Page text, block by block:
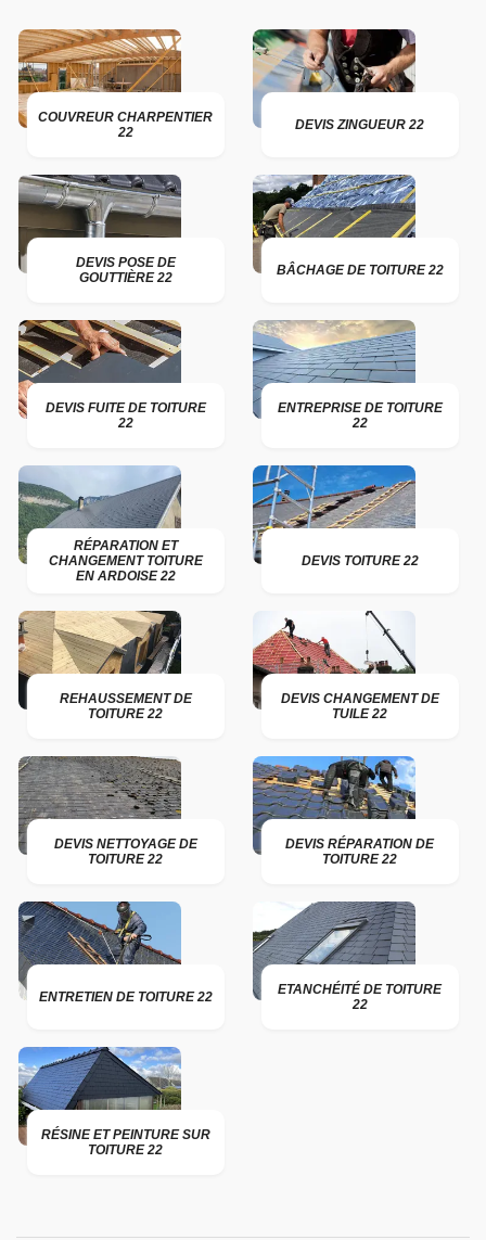
COUVREUR CHARPENTIER
22
DEVIS ZINGUEUR 22
DEVIS POSE DE
GOUTTIÈRE 22
BÂCHAGE DE TOITURE 22
DEVIS FUITE DE TOITURE
22
ENTREPRISE DE TOITURE
22
RÉPARATION ET
CHANGEMENT TOITURE
EN ARDOISE 22
DEVIS TOITURE 22
REHAUSSEMENT DE
TOITURE 22
DEVIS CHANGEMENT DE
TUILE 22
DEVIS NETTOYAGE DE
TOITURE 22
DEVIS RÉPARATION DE
TOITURE 22
ENTRETIEN DE TOITURE 22
ETANCHÉITÉ DE TOITURE
22
RÉSINE ET PEINTURE SUR
TOITURE 22